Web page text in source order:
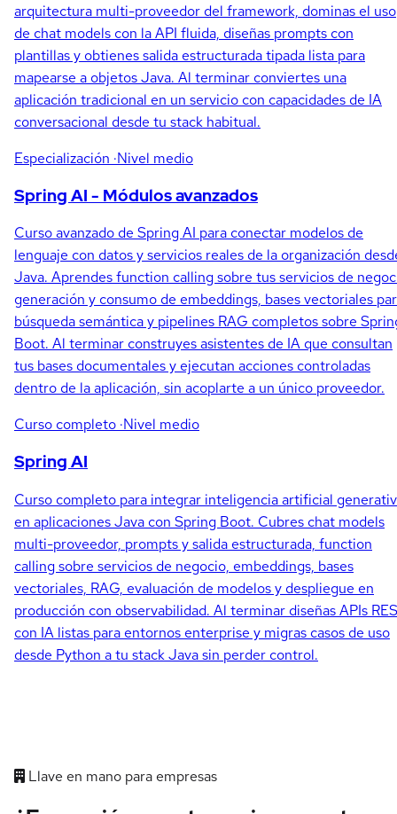
arquitectura multi-proveedor del framework, dominas el uso
de chat models con la API fluida, diseñas prompts con
plantillas y obtienes salida estructurada tipada lista para
mapearse a objetos Java. Al terminar conviertes una
aplicación tradicional en un servicio con capacidades de IA
conversacional desde tu stack habitual.
Especialización ·Nivel medio
Spring AI - Módulos avanzados
Curso avanzado de Spring AI para conectar modelos de
lenguaje con datos y servicios reales de la organización
Java. Aprendes function calling sobre tus servicios de
generación y consumo de embeddings, bases vectoriales
búsqueda semántica y pipelines RAG completos sobre
Boot. Al terminar construyes asistentes de IA que consultan
tus bases documentales y ejecutan acciones controladas
dentro de la aplicación, sin acoplarte a un único proveedor.
Curso completo ·Nivel medio
Spring AI
Curso completo para integrar inteligencia artificial
en aplicaciones Java con Spring Boot. Cubres chat models
multi-proveedor, prompts y salida estructurada, function
calling sobre servicios de negocio, embeddings, bases
vectoriales, RAG, evaluación de modelos y despliegue en
producción con observabilidad. Al terminar diseñas APIs
con IA listas para entornos enterprise y migras casos de uso
desde Python a tu stack Java sin perder control.
Llave en mano para empresas